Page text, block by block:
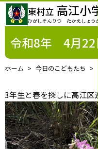
東村立 高江小
ひがしそんりつ たかえしょう
令和8年 4月22
ホーム 今日のこどもたち
3年生と春を探しに高江区